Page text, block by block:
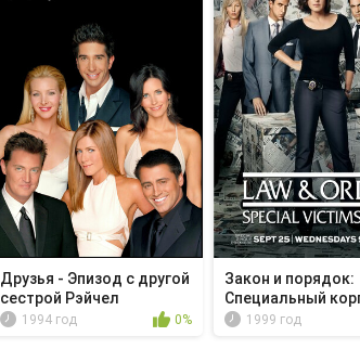
Друзья - Эпизод с другой
сестрой Рэйчел
1994 год 0%
Закон и порядок:
Специальный
1999 год